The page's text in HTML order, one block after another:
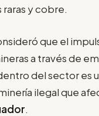
y cobre.
que el
a través de
del sector es
ilegal que
.